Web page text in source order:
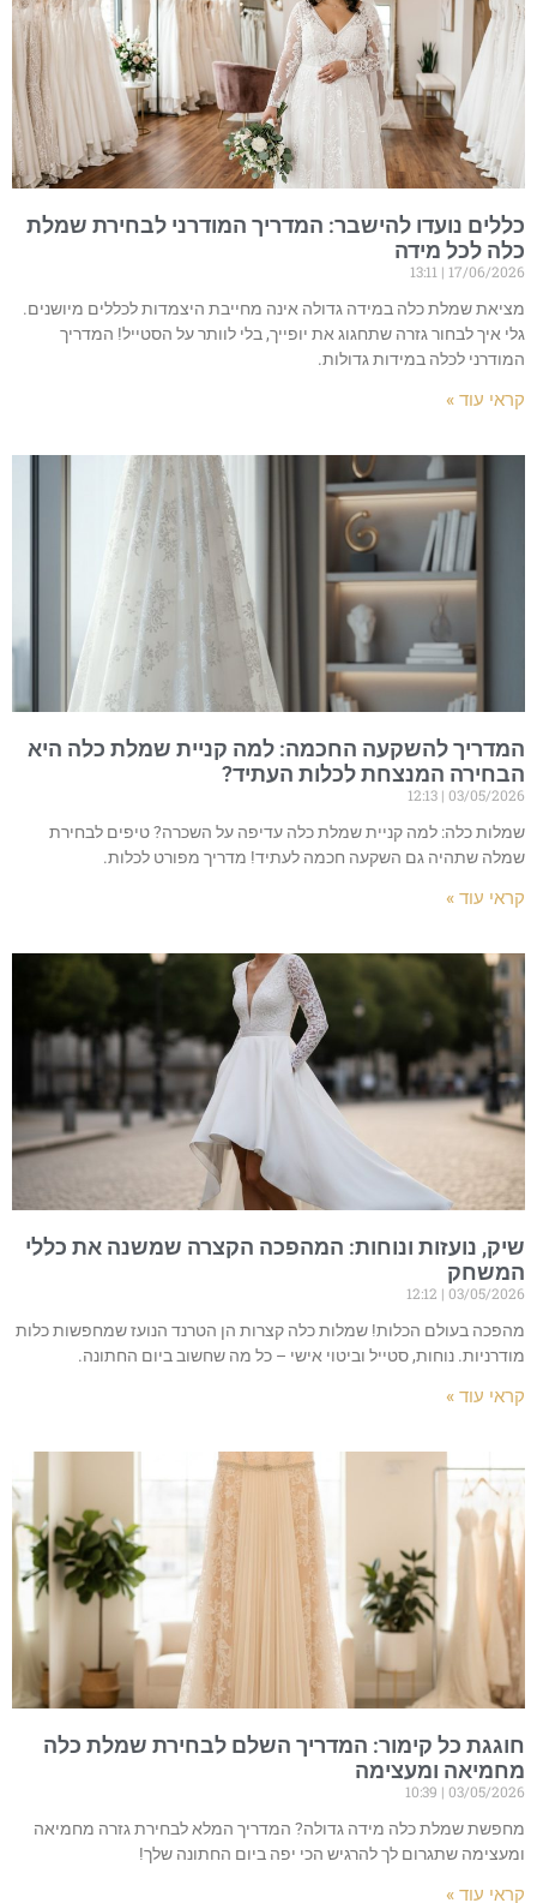
כללים נועדו להישבר: המדריך המודרני לבחירת שמלת
כלה לכל מידה
17/06/2026
מציאת שמלת כלה במידה גדולה אינה מחייבת היצמדות לכללים מיושנים.
גלי איך לבחור גזרה שתחגוג את יופייך, בלי לוותר על הסטייל! המדריך
המודרני לכלה במידות גדולות.
קראי עוד »
המדריך להשקעה החכמה: למה קניית שמלת כלה היא
הבחירה המנצחת לכלות העתיד?
03/05/2026
שמלות כלה: למה קניית שמלת כלה עדיפה על השכרה? טיפים לבחירת
שמלה שתהיה גם השקעה חכמה לעתיד! מדריך מפורט לכלות.
קראי עוד »
שיק, נועזות ונוחות: המהפכה הקצרה שמשנה את כללי
המשחק
03/05/2026
מהפכה בעולם הכלות! שמלות כלה קצרות הן הטרנד הנועז שמחפשות כלות
מודרניות. נוחות, סטייל וביטוי אישי – כל מה שחשוב ביום החתונה.
קראי עוד »
חוגגת כל קימור: המדריך השלם לבחירת שמלת כלה
מחמיאה ומעצימה
03/05/2026
מחפשת שמלת כלה מידה גדולה? המדריך המלא לבחירת גזרה מחמיאה
ומעצימה שתגרום לך להרגיש הכי יפה ביום החתונה שלך!
קראי עוד »